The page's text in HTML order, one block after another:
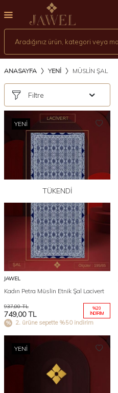
ANASAYFA YENİ MÜSLIN ŞAL
Filtre
YENI
TÜKENDI
JAWEL
Kadın Petra Müslin Etnik Şal Lacivert
937,00TL
749,00TL
%20
İNDIRIM
2. ürüne sepette %50 indirim
YENI